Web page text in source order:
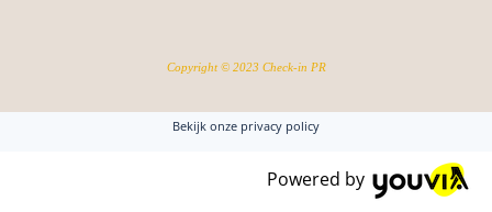
Copyright © 2023 Check-in PR
Bekijk onze privacy policy
Powered by